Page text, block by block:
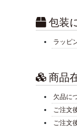
包装
ラッピ
商品
欠品に
ご注文
ご注文